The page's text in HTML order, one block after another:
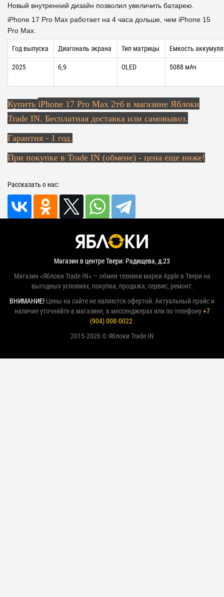
Новый внутренний дизайн позволил увеличить батарею.
iPhone 17 Pro Max работает на 4 часа дольше, чем iPhone 15
Pro Max.
Год выпуска Диагональ экрана Тип матрицы
Емкость
2025
6,9 OLED 5088 мАч
Купить iPhone 17 Pro Max 2тб в магазине Яблоки
Trade IN. Бесплатная доставка или самовывоз.
Гарантия - 1 год.
При покупке в Trade IN (обмене) - цена еще ниже!
Рассказать о нас:
Магазин в центре Твери: Радищева, д.23
Магазин «Яблоки Trade IN» — обмен техники марки Apple в Твери на
выгодных условиях, покупка, продажа, сервис, ремонт.
ВНИМАНИЕ! Цены на сайте не являются офертой. Актуальный прайс и
наличие уточняйте в магазине, в мессенджерах или по телефону+7
(904) 008-0022.
2015-2026 © Яблоки Trade IN